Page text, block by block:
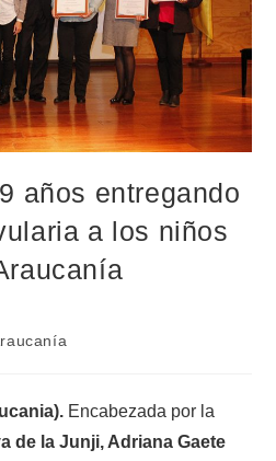
años entregando
a los niños
Encabezada por la
de la Junji, Adriana Gaete